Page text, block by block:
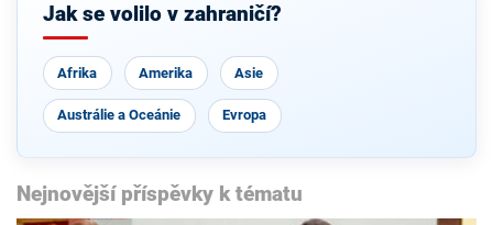
Jak se volilo v zahraničí?
Afrika Amerika Asie
Austrálie a Oceánie Evropa
Nejnovější příspěvky k tématu